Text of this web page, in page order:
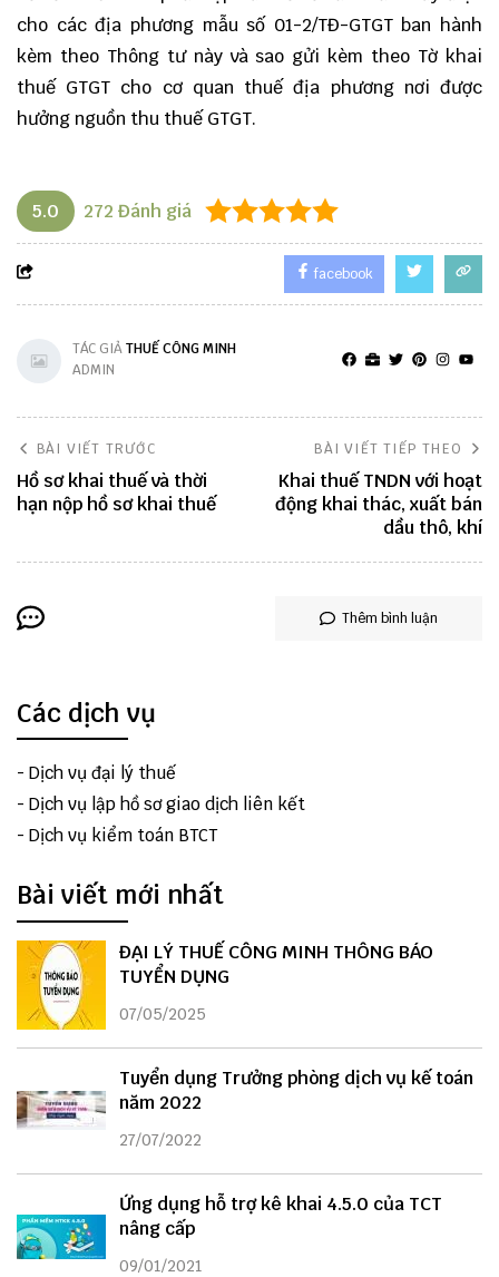
cho các địa phương mẫu số 01-2/TĐ-GTGTban hành
kèm theo Thông tư này và sao gửi kèm theo Tờ khai
thuế GTGT cho cơ quan thuế địa phương nơi được
hưởng nguồn thu thuế GTGT.
5.0 272 Đánh giá
facebook
TÁC GIẢTHUẾ CÔNG MINH
ADMIN
BÀI VIẾT TRƯỚC
Hồ sơ khai thuế và thời
hạn nộp hồ sơ khai thuế
BÀI VIẾT TIẾP THEO
Khai thuế TNDN với hoạt
động khai thác, xuất bán
dầu thô, khí
Thêm bình luận
Các dịch vụ
- Dịch vụ đại lý thuế
- Dịch vụ lập hồ sơ giao dịch liên kết
- Dịch vụ kiểm toán BTCT
Bài viết mới nhất
ĐẠI LÝ THUẾ CÔNG MINH THÔNG BÁO
TUYỂN DỤNG
07/05/2025
Tuyển dụng Trưởng phòng dịch vụ kế toán
năm 2022
27/07/2022
Ứng dụng hỗ trợ kê khai 4.5.0 của TCT
nâng cấp
09/01/2021